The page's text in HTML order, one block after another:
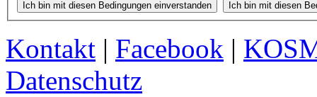
Kontakt | Facebook |
Datenschutz